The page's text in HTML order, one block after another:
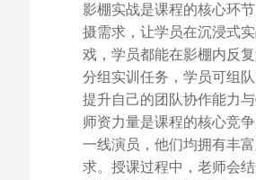
影棚实战是课程的核心环
摄需求，让学员在沉浸式
戏，学员都能在影棚内反
分组实训任务，学员可组
提升自己的团队协作能力与
师资力量是课程的核心竞
一线演员，他们均拥有丰
求。授课过程中，老师会